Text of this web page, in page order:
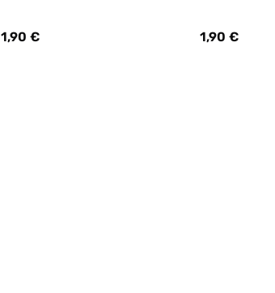
Regulärer Preis:
1,90 € Regulärer Preis:
1,90 €